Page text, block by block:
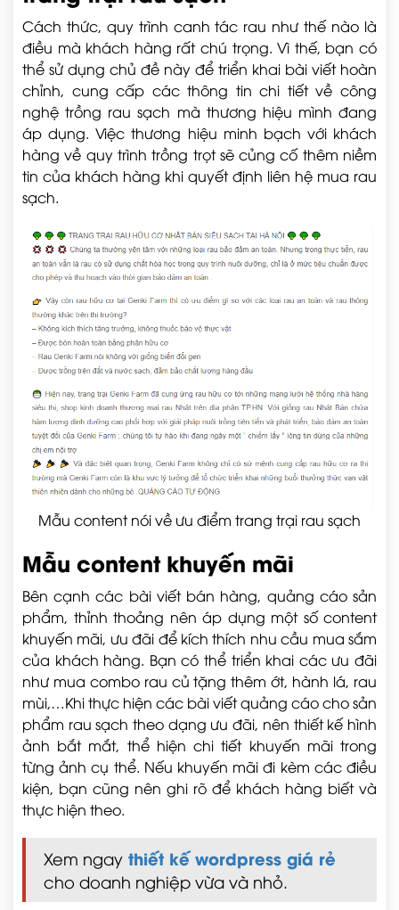
Cách thức, quy trình canh tác rau như thế nào là
điều mà khách hàng rất chú trọng. Vì thế, bạn có
thể sử dụng chủ đề này để triển khai bài viết hoàn
chỉnh, cung cấp các thông tin chi tiết về công
nghệ trồng rau sạch mà thương hiệu mình đang
áp dụng. Việc thương hiệu minh bạch với khách
hàng về quy trình trồng trọt sẽ củng cố thêm niềm
tin của khách hàng khi quyết định liên hệ mua rau
sạch.
Mẫu content nói về ưu điểm trang trại rau sạch
Mẫu content khuyến mãi
Bên cạnh các bài viết bán hàng, quảng cáo sản
phẩm, thỉnh thoảng nên áp dụng một số content
khuyến mãi, ưu đãi để kích thích nhu cầu mua sắm
của khách hàng. Bạn có thể triển khai các ưu đãi
như mua combo rau củ tặng thêm ớt, hành lá, rau
mùi,…Khi thực hiện các bài viết quảng cáo cho sản
phẩm rau sạch theo dạng ưu đãi, nên thiết kế hình
ảnh bắt mắt, thể hiện chi tiết khuyến mãi trong
từng ảnh cụ thể. Nếu khuyến mãi đi kèm các điều
kiện, bạn cũng nên ghi rõ để khách hàng biết và
thực hiện theo.
Xem ngay thiết kế wordpress giá rẻ
cho doanh nghiệp vừa và nhỏ.